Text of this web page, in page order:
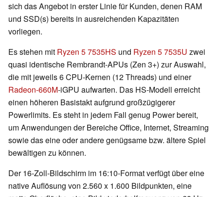
sich das Angebot in erster Linie für Kunden, denen RAM
und SSD(s) bereits in ausreichenden Kapazitäten
vorliegen.
Es stehen mit Ryzen 5 7535HS und Ryzen 5 7535U zwei
quasi identische Rembrandt-APUs (Zen 3+) zur Auswahl,
die mit jeweils 6 CPU-Kernen (12 Threads) und einer
Radeon-660M-iGPU aufwarten. Das HS-Modell erreicht
einen höheren Basistakt aufgrund großzügigerer
Powerlimits. Es steht in jedem Fall genug Power bereit,
um Anwendungen der Bereiche Office, Internet, Streaming
sowie das eine oder andere genügsame bzw. ältere Spiel
bewältigen zu können.
Der 16-Zoll-Bildschirm im 16:10-Format verfügt über eine
native Auflösung von 2.560 x 1.600 Bildpunkten, eine